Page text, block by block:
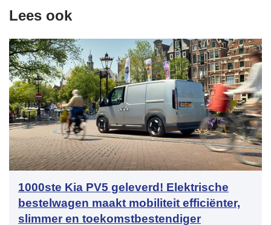
Lees ook
1000ste Kia PV5 geleverd! Elektrische
bestelwagen maakt mobiliteit efficiënter,
slimmer en toekomstbestendiger